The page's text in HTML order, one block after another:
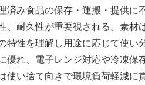
済み食品の保存・運搬・提供に
、耐久性が重要視される。素材
特性を理解し用途に応じて使い
優れ、電子レンジ対応や冷凍保
使い捨て向きで環境負荷軽減に